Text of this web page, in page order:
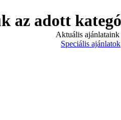
az adott
Aktuális ajánlataink
Speciális ajánlatok